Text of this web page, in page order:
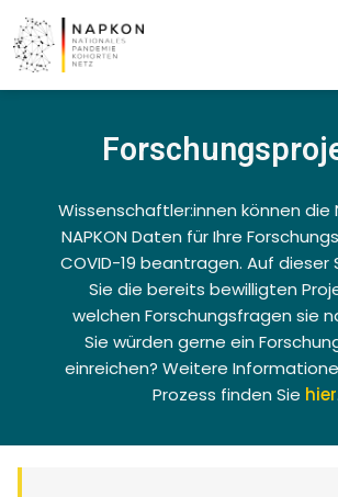
Wissenschaftler:innen können die
NAPKON Daten für Ihre
COVID-19 beantragen. Auf dieser
Sie die bereits bewilligten
welchen Forschungsfragen sie
Sie würden gerne ein
einreichen? Weitere
Prozess finden Sie hier.